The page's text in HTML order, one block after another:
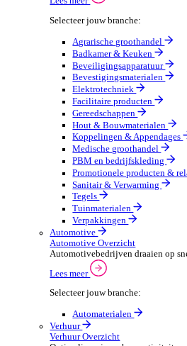
Branches
Groothandel
Groothandel Overzicht
Vergroot je
Lees meer
Selecteer jouw branche:
Agrarische
Badkamer &
Elektrotechniek
Facilitaire producten
Gereedschappen
Hout &
Koppelingen &
Medische
PBM en
Promotionele
Tegels
Tuinmaterialen